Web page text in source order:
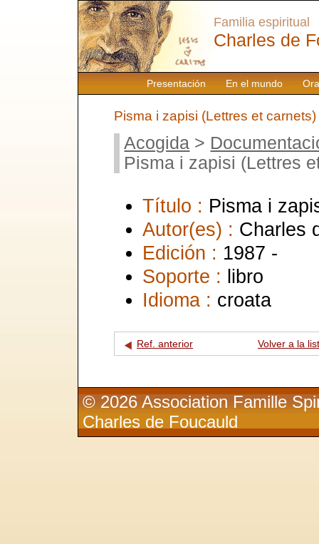
Presentación En el mundo
Familia espiritual
Charles de
Pisma i zapisi (Lettres et carnets)
Acogida >
Pisma i zapisi (Lettres
Título : Pisma i
Autor(es) : Charles
Edición : 1987 -
Soporte : libro
Idioma : croata
Ref. anterior Volver a la
© 2026 Association Famille
Charles de Foucauld